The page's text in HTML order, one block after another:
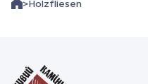
Holzfliesen